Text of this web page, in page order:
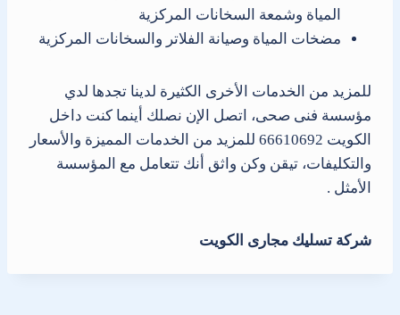
المياة وشمعة السخانات المركزية
مضخات المياة وصيانة الفلاتر والسخانات المركزية
للمزيد من الخدمات الأخرى الكثيرة لدينا تجدها لدي
مؤسسة فنى صحى، اتصل الإن نصلك أينما كنت داخل
الكويت 66610692 للمزيد من الخدمات المميزة والأسعار
والتكليفات، تيقن وكن واثق أنك تتعامل مع المؤسسة
الأمثل .
شركة تسليك مجارى الكويت